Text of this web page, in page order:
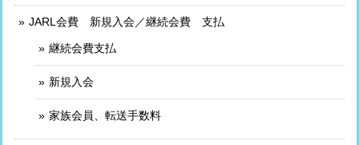
JARL会費 新規入会／継続会費 支払
継続会費支払
新規入会
家族会員、転送手数料